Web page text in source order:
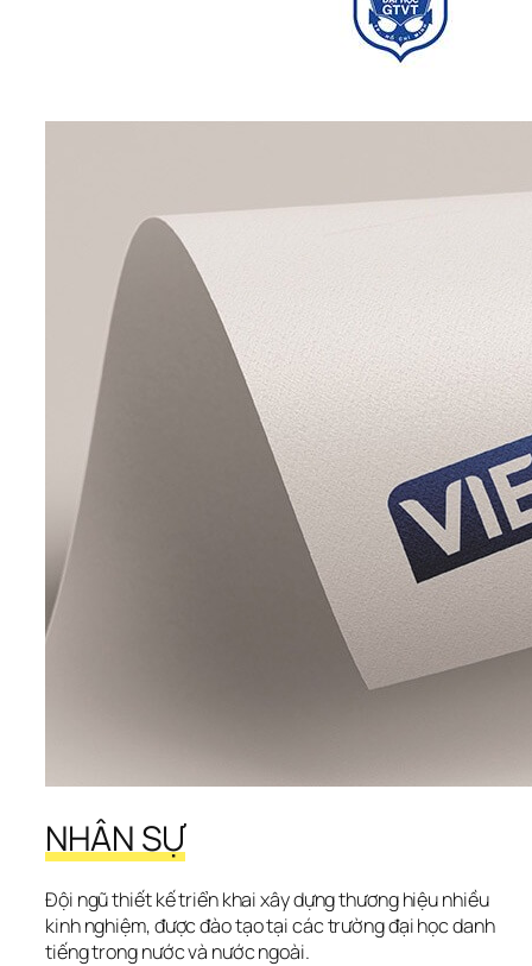
NHÂN SỰ
Đội ngũ thiết kế triển khai xây dựng thương hiệu nhiều
kinh nghiệm, được đào tạo tại các trường đại học danh
tiếng trong nước và nước ngoài.